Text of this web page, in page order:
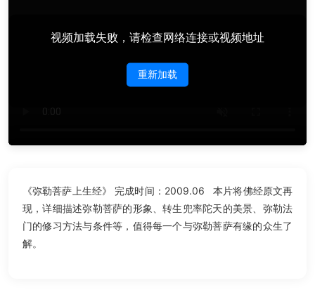
视频加载失败，请检查网络连接或视频地址
重新加载
《弥勒菩萨上生经》 完成时间：2009.06 本片将佛经原文再
现，详细描述弥勒菩萨的形象、转生兜率陀天的美景、弥勒法
门的修习方法与条件等，值得每一个与弥勒菩萨有缘的众生了
解。